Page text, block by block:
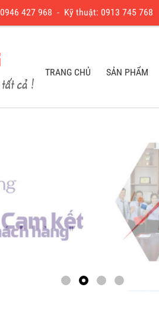
0946 427 968 - Kỹ thuật: 0913 745 768
TRANG CHỦ SẢN PHẨM
SẢN PHẨM